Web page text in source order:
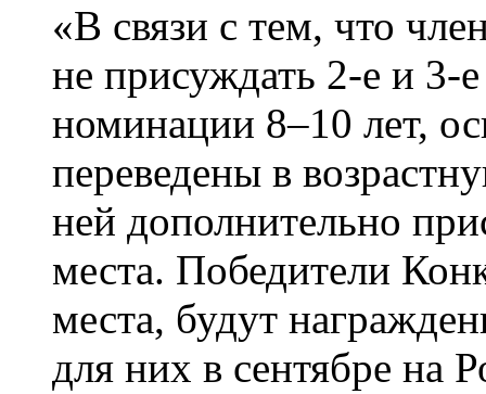
«В связи с тем, что
не присуждать 2-е и 3-
номинации 8–10 лет,
переведены в
ней дополнительно
места. Победители
места, будут
для них в сентябре на